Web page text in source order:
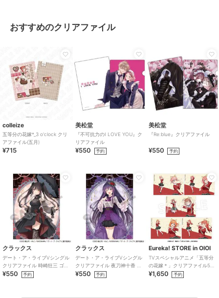
おすすめのクリアファイル
colleize
五等分の花嫁*_3 o'clock クリ
アファイル(五月)
¥715
美松堂
『不可抗力のI LOVE YOU』ク
リアファイル
¥550 予約
美松堂
『Re:blue』クリアファイル
¥550 予約
クラックス
デート・ア・ライブVシングル
クリアファイル 時崎狂三 ゴシ
ックドール
¥550 予約
クラックス
デート・ア・ライブVシングル
クリアファイル 夜刀神十香 ゴ
シックドール
¥550 予約
Eureka! STORE in OIOI
TVスペシャルアニメ「五等分
の花嫁＊」クリアファイル5種
セット
¥1,650 予約